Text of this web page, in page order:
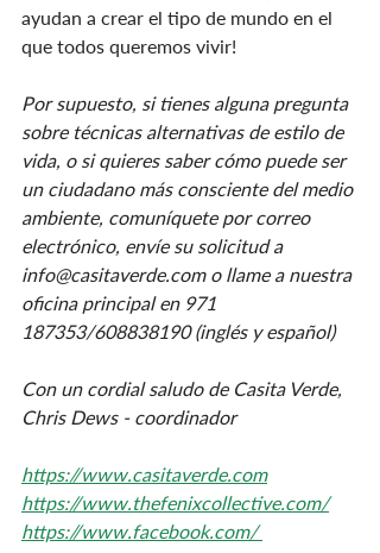
ayudan a crear el tipo de mundo en el
que todos queremos vivir!
Por supuesto, si tienes alguna pregunta
sobre técnicas alternativas de estilo de
vida, o si quieres saber cómo puede ser
un ciudadano más consciente del medio
ambiente, comuníquete por correo
electrónico, envíe su solicitud a
info@casitaverde.com o llame a nuestra
oficina principal en 971
187353/608838190 (inglés y español)
Con un cordial saludo de Casita Verde,
Chris Dews - coordinador
https://www.casitaverde.com
https://www.thefenixcollective.com/
https://www.facebook.com/